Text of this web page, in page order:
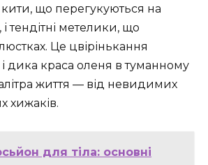
кити, що перегукуються на
тендітні метелики, що
Це цвірінькання
і дика краса оленя в туманному
життя — від невидимих
хижаків.
для тіла: основні